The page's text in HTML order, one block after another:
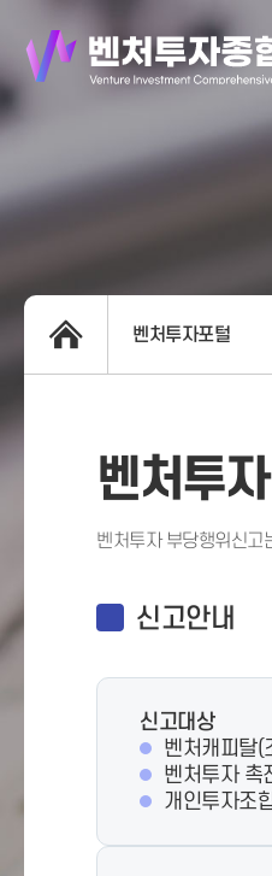
벤처투자포털
벤처투
벤처투자 부당행위신고
신고안내
신고대상
벤처캐피탈(
벤처투자 촉
개인투자조